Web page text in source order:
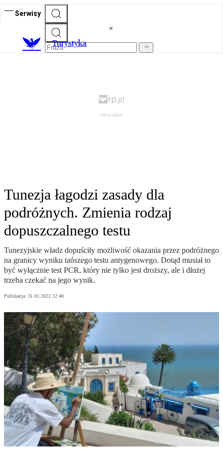
Serwisy
Turystyka
Tunezja łagodzi zasady dla
podróżnych. Zmienia rodzaj
dopuszczalnego testu
Tunezyjskie władz dopuściły możliwość okazania przez podróżnego
na granicy wyniku tańszego testu antygenowego. Dotąd musiał to
być wyłącznie test PCR, który nie tylko jest droższy, ale i dłużej
trzeba czekać na jego wynik.
Publikacja: 31.01.2022 12:48